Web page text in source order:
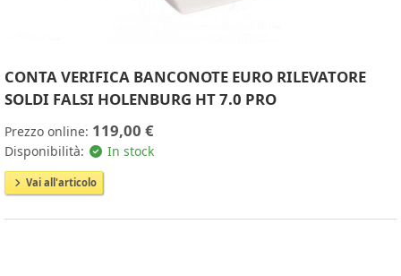
CONTA VERIFICA BANCONOTE EURO RILEVATORE
SOLDI FALSI HOLENBURG HT 7.0 PRO
Prezzo online: 119,00 €
Disponibilità: In stock
Vai all'articolo